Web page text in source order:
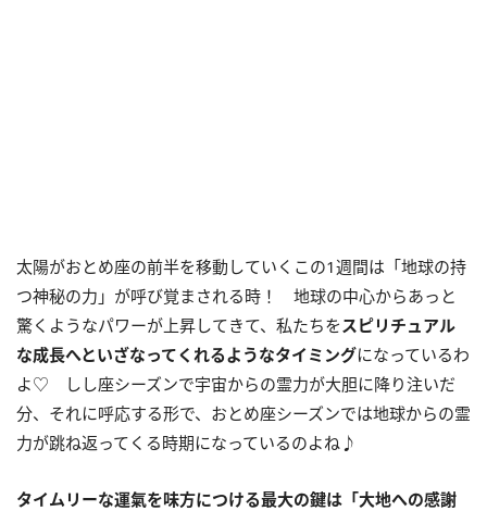
太陽がおとめ座の前半を移動していくこの1週間は「地球の持
つ神秘の力」が呼び覚まされる時！ 地球の中心からあっと
驚くようなパワーが上昇してきて、私たちを スピリチュアル
な成長へといざなってくれるようなタイミングになっているわ
よ♡ しし座シーズンで宇宙からの霊力が大胆に降り注いだ
分、それに呼応する形で、おとめ座シーズンでは地球からの霊
力が跳ね返ってくる時期になっているのよね♪
タイムリーな運氣を味方につける最大の鍵は「大地への感謝